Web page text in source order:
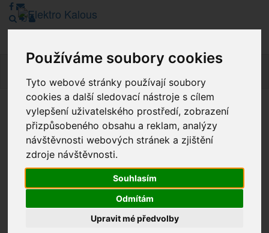
Používáme soubory cookies
Tyto webové stránky používají soubory
cookies a další sledovací nástroje s cílem
vylepšení uživatelského prostředí, zobrazení
přizpůsobeného obsahu a reklam, analýzy
návštěvnosti webových stránek a zjištění
zdroje návštěvnosti.
Souhlasím
Odmítám
Upravit mé předvolby
Vážení zákazníci, v tuto chvíli je Náš internetový obchod v
režimu Katalogu. Objednávky on-line nyní nelze vyřídit.
Děkujeme za pochopení.
Výprodej